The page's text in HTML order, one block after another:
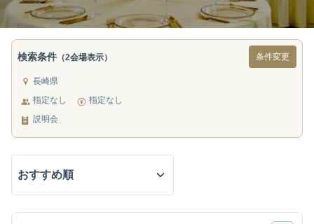
検索条件 （2会場表示） 条件変更
長崎県
指定なし
指定なし
説明会